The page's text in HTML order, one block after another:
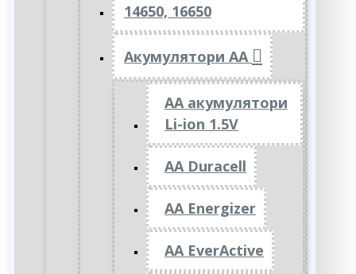
14650, 16650
Акумулятори АА
AA акумулятори
Li-ion 1.5V
AA Duracell
AA Energizer
AA EverActive